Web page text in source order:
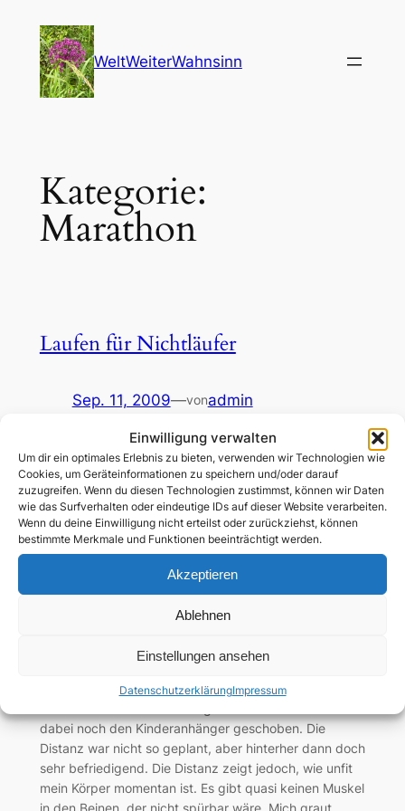
Einwilligung verwalten
Um dir ein optimales Erlebnis zu bieten, verwenden wir Technologien wie
Cookies, um Geräteinformationen zu speichern und/oder darauf
zuzugreifen. Wenn du diesen Technologien zustimmst, können wir Daten
wie das Surfverhalten oder eindeutige IDs auf dieser Website verarbeiten.
Wenn du deine Einwilligung nicht erteilst oder zurückziehst, können
bestimmte Merkmale und Funktionen beeinträchtigt werden.
Akzeptieren
Ablehnen
Einstellungen ansehen
DatenschutzerklärungImpressum
Inhalt
springen
WeltWeiterWahnsinn
Kategorie:
Marathon
Laufen für Nichtläufer
Sep. 11, 2009—vonadmin
Marathon, Sport
Da ich mich mittlerweile wieder zu den Nichtläufern
zähle suche ich nun auch Trainingspläne für solche.
Fündig geworden bin ich bei SWR3 beim Programm „0
auf 42“.
Halbmarathon erwandert
Sep. 6, 2009 —
Marathon, Sport
dabei noch den Kinderanhänger geschoben. Die
Distanz war nicht so geplant, aber hinterher dann doch
sehr befriedigend. Die Distanz zeigt jedoch, wie unfit
mein Körper momentan ist. Es gibt quasi keinen Muskel